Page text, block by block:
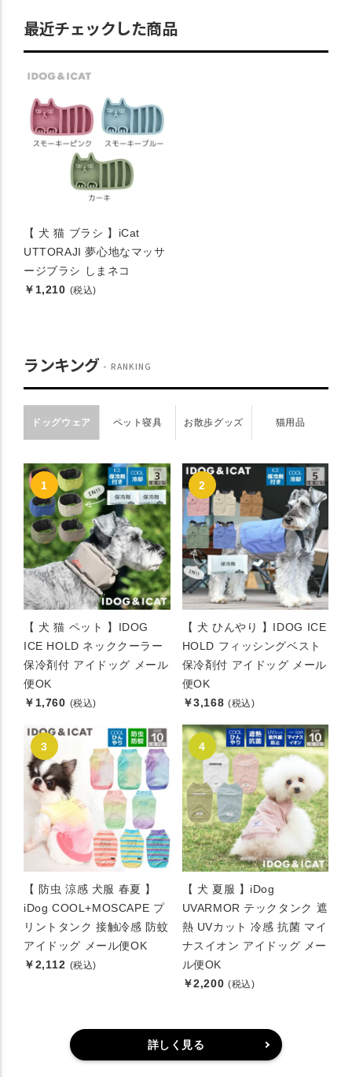
最近チェックした商品
【 犬 猫 ブラシ 】iCat
UTTORAJI 夢心地なマッサ
ージブラシ しまネコ
￥1,210 (税込)
ランキング RANKING
ドッグウェア ペット寝具 お散歩グッズ 猫用品
【 犬 猫 ペット 】IDOG
ICE HOLD ネッククーラー
保冷剤付 アイドッグ メール
便OK
￥1,760 (税込)
【 犬 ひんやり 】IDOG ICE
HOLD フィッシングベスト
保冷剤付 アイドッグ メール
便OK
￥3,168 (税込)
【 防虫 涼感 犬服 春夏 】
iDog COOL+MOSCAPE プ
リントタンク 接触冷感 防蚊
アイドッグ メール便OK
￥2,112 (税込)
【 犬 夏服 】iDog
UVARMOR テックタンク 遮
熱 UVカット 冷感 抗菌 マイ
ナスイオン アイドッグ メー
ル便OK
￥2,200 (税込)
詳しく見る